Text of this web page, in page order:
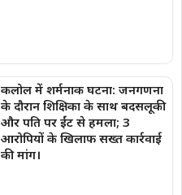
कलोल में शर्मनाक घटना: जनगणना
के दौरान शिक्षिका के साथ बदसलूकी
और पति पर ईंट से हमला; 3
आरोपियों के खिलाफ सख्त कार्रवाई
की मांग।